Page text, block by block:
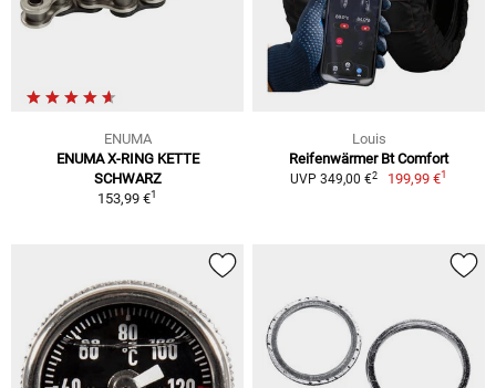
ENUMA
ENUMA X-RING KETTE
SCHWARZ
153,99 €1
Louis
Reifenwärmer Bt Comfort
UVP 349,00 €2 199,99 €1